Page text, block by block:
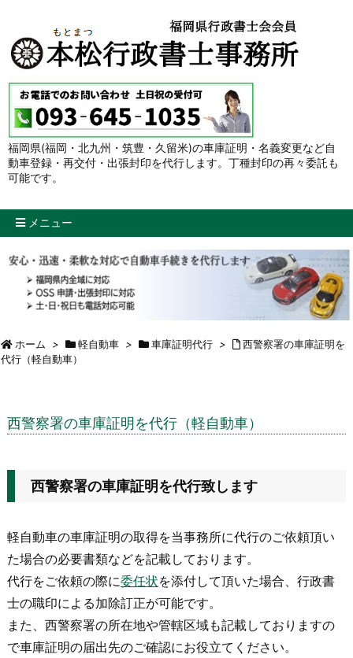
福岡県(福岡・北九州・筑豊・久留米)の車庫証明・名義変更など自
動車登録・再交付・出張封印を代行します。丁種封印の再々委託も
可能です。
メニュー
ホーム > 軽自動車 > 車庫証明代行 >
西警察署の車庫証明を
代行（軽自動車）
西警察署の車庫証明を代行（軽自動車）
西警察署の車庫証明を代行致します
軽自動車の車庫証明の取得を当事務所に代行のご依頼頂い
た場合の必要書類などを記載しております。
代行をご依頼の際に委任状を添付して頂いた場合、行政書
士の職印による加除訂正が可能です。
また、西警察署の所在地や管轄区域も記載しておりますの
で車庫証明の届出先のご確認にお役立てください。